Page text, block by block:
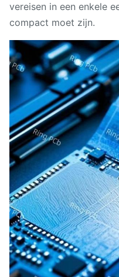
vereisen in een enkele
compact moet zijn.